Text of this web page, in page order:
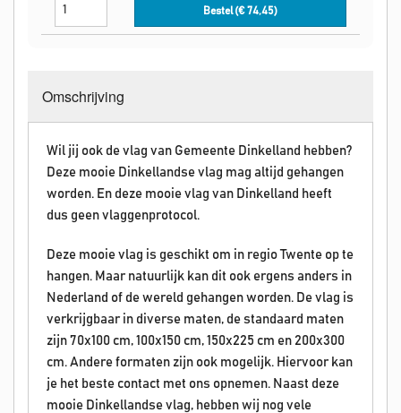
Bestel (€74,45)
Omschrijving
Wil jij ook de vlag van Gemeente Dinkelland hebben?
Deze mooie Dinkellandse vlag mag altijd gehangen
worden. En deze mooie vlag van Dinkelland heeft
dus geen vlaggenprotocol.
Deze mooie vlag is geschikt om in regio Twente op te
hangen. Maar natuurlijk kan dit ook ergens anders in
Nederland of de wereld gehangen worden. De vlag is
verkrijgbaar in diverse maten, de standaard maten
zijn 70x100 cm, 100x150 cm, 150x225 cm en 200x300
cm. Andere formaten zijn ook mogelijk. Hiervoor kan
je het beste contact met ons opnemen. Naast deze
mooie Dinkellandse vlag, hebben wij nog vele